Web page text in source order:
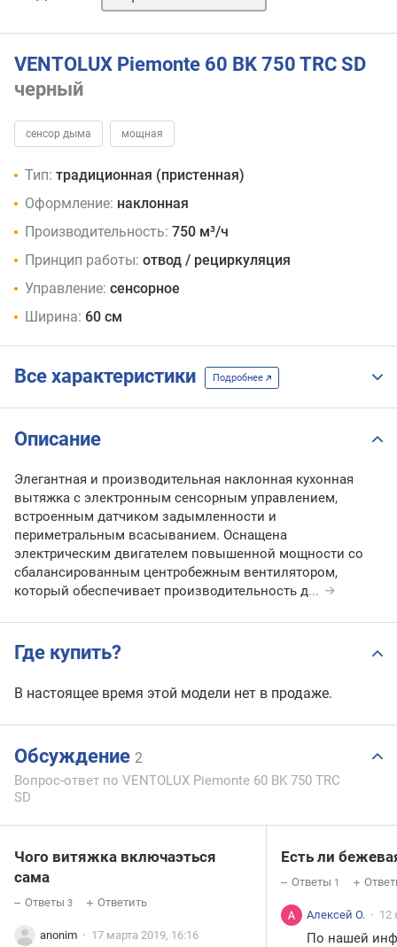
VENTOLUX Piemonte 60 BK 750 TRC SD
черный
сенсор дыма мощная
Тип: традиционная (пристенная)
Оформление: наклонная
Производительность: 750 м³/ч
Принцип работы: отвод / рециркуляция
Управление: сенсорное
Ширина: 60 см
Все характеристики Подробнее
Описание
Элегантная и производительная наклонная кухонная
вытяжка с электронным сенсорным управлением,
встроенным датчиком задымленности и
периметральным всасыванием. Оснащена
электрическим двигателем повышенной мощности со
сбалансированным центробежным вентилятором,
который обеспечивает производительность д...
Где купить?
В настоящее время этой модели нет в продаже.
Обсуждение 2
Вопрос-ответ по VENTOLUX Piemonte 60 BK 750 TRC
SD
Чого витяжка включаэться
сама
Ответы 3 Ответить
anonim 17 марта 2019, 16:16
Есть ли
Ответы 1
Алексей О. 12
По нашей